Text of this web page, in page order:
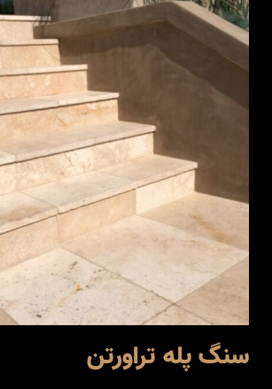
سنگ پله تراورتن